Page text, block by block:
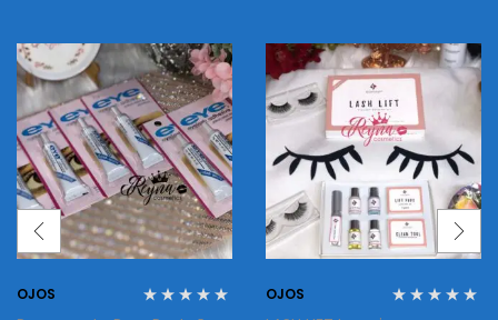
OJOS OJOS